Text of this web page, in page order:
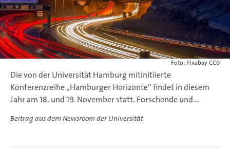
Foto: Pixabay CC0
Die von der Universität Hamburg mitinitiierte
Konferenzreihe „Hamburger Horizonte“ findet in diesem
Jahr am 18. und 19. November statt. Forschende und...
Beitrag aus dem Newsroom der Universität